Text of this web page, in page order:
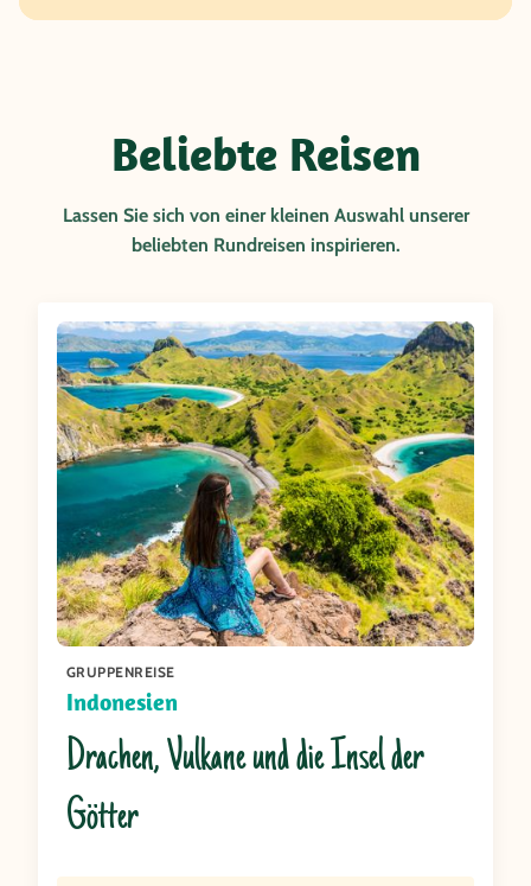
Beliebte Reisen
Lassen Sie sich von einer kleinen Auswahl unserer
beliebten Rundreisen inspirieren.
GRUPPENREISE
Indonesien
Drachen, Vulkane und die Insel der
Götter